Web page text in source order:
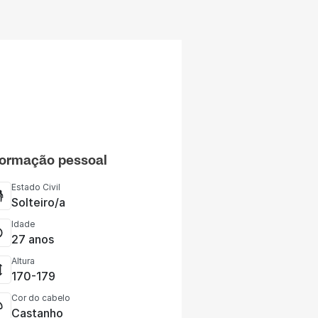
pessoal
Estado Civil
Solteiro/a
Idade
27 anos
Altura
170-179
Cor do cabelo
Castanho